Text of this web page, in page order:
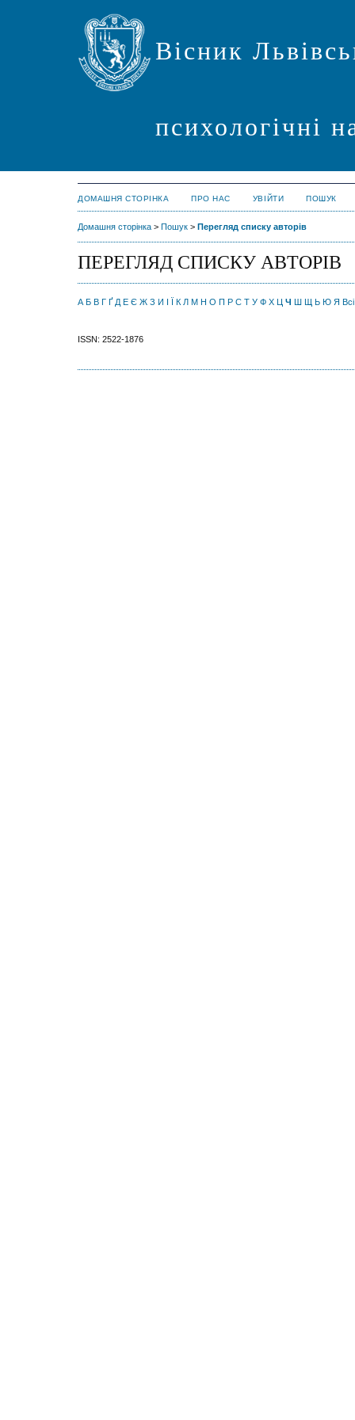
Вісник
психологічні
ДОМАШНЯ СТОРІНКА ПРО НАС УВІЙТИ ПОШУК
Домашня сторінка > Пошук > Перегляд списку авторів
ПЕРЕГЛЯД СПИСКУ АВТОРІВ
А Б В Г Ґ Д Е Є Ж З И І Ї К Л М Н О П Р С Т У Ф Х Ц Ч Ш Щ Ь Ю Я Всі
ISSN: 2522-1876